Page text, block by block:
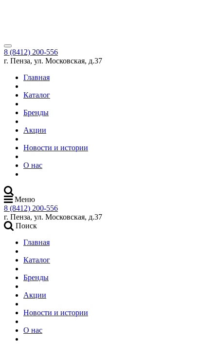
8 (8412) 200-556
г. Пенза, ул. Московская, д.37
Главная
Каталог
Бренды
Акции
Новости и истории
О нас
Меню
8 (8412) 200-556
г. Пенза, ул. Московская, д.37
Поиск
Главная
Каталог
Бренды
Акции
Новости и истории
О нас